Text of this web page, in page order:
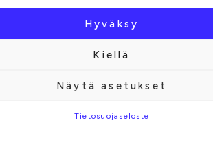
Hyväksy
Kiellä
Näytä asetukset
Tietosuojaseloste
VASTAANOTTO